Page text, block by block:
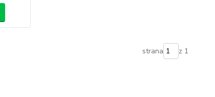
strana z 1